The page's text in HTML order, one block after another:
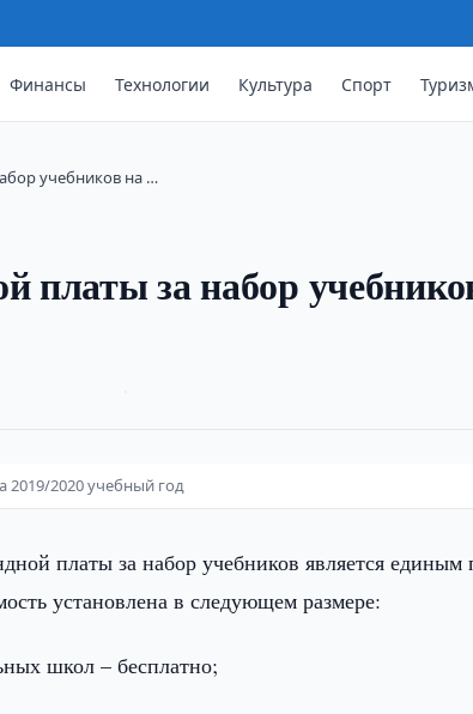
Финансы Технологии Культура Спорт
учебников на …
платы за набор
2019/2020 учебный год
платы за набор учебников является единым
установлена в следующем размере:
школ – бесплатно;